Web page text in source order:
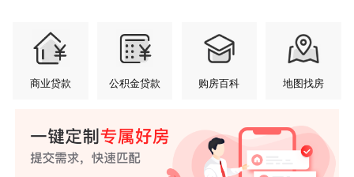
商业贷款 公积金贷款 购房百科 地图找房